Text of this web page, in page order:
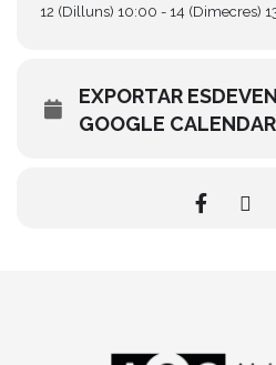
12 (Dilluns) 10:00 - 14 (Dimecres)
EXPORTAR
GOOGLE CALENDAR